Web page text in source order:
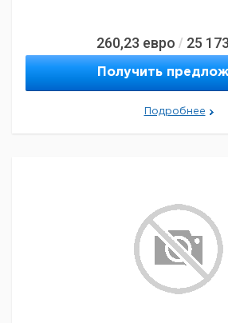
260,23 евро / 25 173
Получить
Подробнее